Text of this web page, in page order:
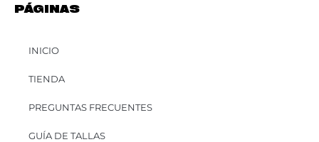
PÁGINAS
INICIO
TIENDA
PREGUNTAS FRECUENTES
GUÍA DE TALLAS